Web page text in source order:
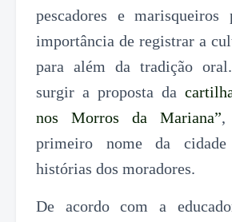
pescadores e marisqueiros
importância de registrar a
para além da tradição
surgir a proposta da
nos Morros da Mariana”,
primeiro nome da
histórias dos moradores.
De acordo com a